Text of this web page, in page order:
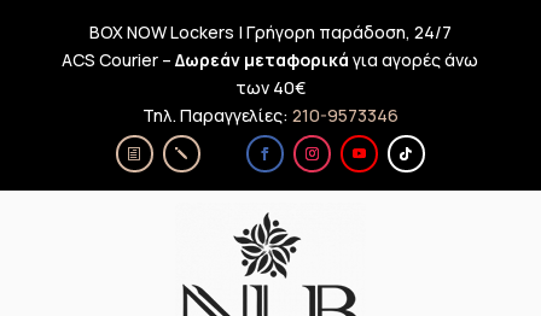
BOX NOW Lockers | Γρήγορη παράδοση, 24/7
ACS Courier –Δωρεάν μεταφορικά για αγορές άνω
των 40€
Τηλ. Παραγγελίες: 210-9573346